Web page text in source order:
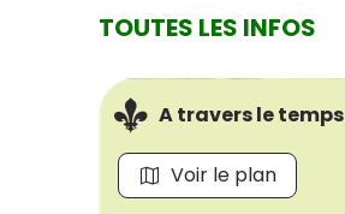
TOUTES LES INFOS
A travers le temps
Voir le plan